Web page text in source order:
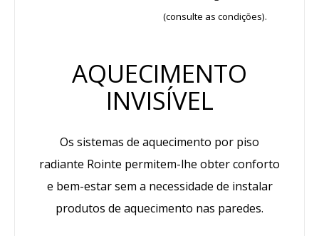
(consulte as condições).
AQUECIMENTO
INVISÍVEL
Os sistemas de aquecimento por piso
radiante Rointe permitem-lhe obter conforto
e bem-estar sem a necessidade de instalar
produtos de aquecimento nas paredes.